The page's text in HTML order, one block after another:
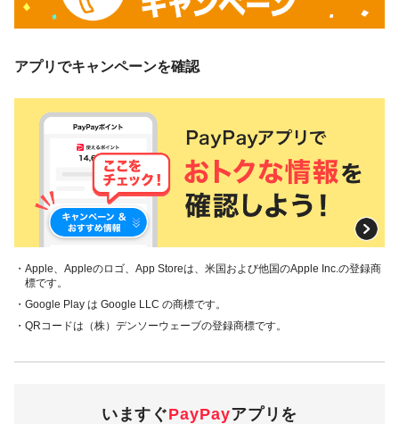
アプリでキャンペーンを確認
・Apple、Appleのロゴ、App Storeは、米国および他国のApple Inc.の登録商
標です。
・Google Play は Google LLC の商標です。
・QRコードは（株）デンソーウェーブの登録商標です。
いますぐPayPayアプリを